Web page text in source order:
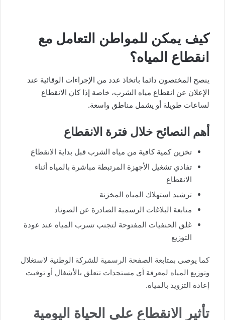
كيف يمكن للمواطن التعامل مع
انقطاع المياه؟
ينصح المختصون دائما باتخاذ عدد من الإجراءات الوقائية عند
الإعلان عن انقطاع مياه الشرب، خاصة إذا كان الانقطاع
لساعات طويلة أو يشمل مناطق واسعة.
أهم النصائح خلال فترة الانقطاع
تخزين كمية كافية من مياه الشرب قبل بداية الانقطاع
تفادي تشغيل الأجهزة المرتبطة مباشرة بالمياه أثناء
الانقطاع
ترشيد استهلاك المياه المخزنة
متابعة البلاغات الرسمية الصادرة عن الصوناد
غلق الحنفيات المفتوحة لتجنب تسرب المياه عند عودة
التوزيع
كما يوصى بمتابعة الصفحة الرسمية للشركة الوطنية لاستغلال
وتوزيع المياه لمعرفة أي مستجدات تتعلق بالأشغال أو توقيت
إعادة التزويد بالمياه.
تأثير الانقطاع على الحياة اليومية